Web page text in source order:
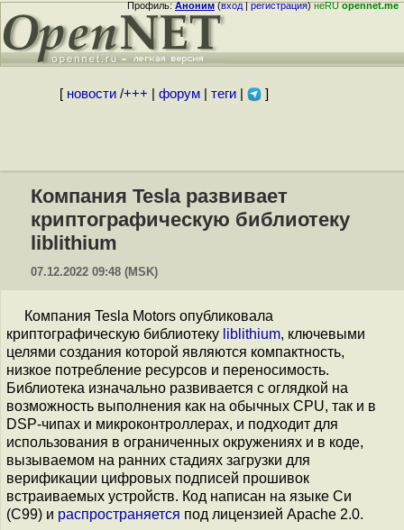
Профиль:Аноним(вход|регистрация)неRUopennet.me
[ новости/+++ форум| теги| ]
Компания Tesla развивает
криптографическую библиотеку
liblithium
07.12.2022 09:48 (MSK)
Компания Tesla Motors опубликовала
криптографическую библиотеку liblithium, ключевыми
целями создания которой являются компактность,
низкое потребление ресурсов и переносимость.
Библиотека изначально развивается с оглядкой на
возможность выполнения как на обычных CPU, так и в
DSP-чипах и микроконтроллерах, и подходит для
использования в ограниченных окружениях и в коде,
вызываемом на ранних стадиях загрузки для
верификации цифровых подписей прошивок
встраиваемых устройств. Код написан на языке Си
(C99) и распространяется под лицензией Apache 2.0.